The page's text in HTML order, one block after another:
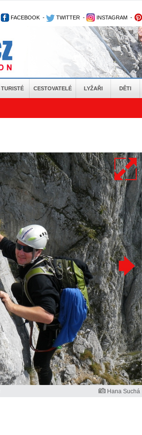
FACEBOOK - TWITTER - INSTAGRAM -
TURISTÉ CESTOVATELÉ LYŽAŘI DĚTI
Hana Suchá